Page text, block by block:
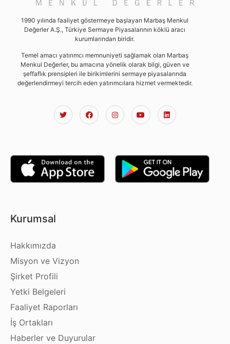
1990 yılında faaliyet göstermeye başlayan Marbaş Menkul
Değerler A.Ş., Türkiye Sermaye Piyasalarının köklü aracı
kurumlarından biridir.
Temel amacı yatırımcı memnuniyeti sağlamak olan Marbaş
Menkul Değerler, bu amacına yönelik olarak bilgi, güven ve
şeffaflık prensipleri ile birikimlerini sermaye piyasalarında
değerlendirmeyi tercih eden yatırımcılara hizmet vermektedir.
Kurumsal
Hakkımızda
Misyon ve Vizyon
Şirket Profili
Yetki Belgeleri
Faaliyet Raporları
İş Ortakları
Haberler ve Duyurular